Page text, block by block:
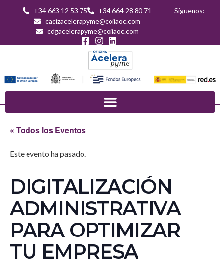
+34 663 12 53 75
+34 664 28 80 71
cadizacelerapyme@coiiaoc.com
cdgacelerapyme@coiiaoc.com
Síguenos:
« Todos los Eventos
Este evento ha pasado.
DIGITALIZACIÓN
ADMINISTRATIVA
PARA OPTIMIZAR
TU EMPRESA